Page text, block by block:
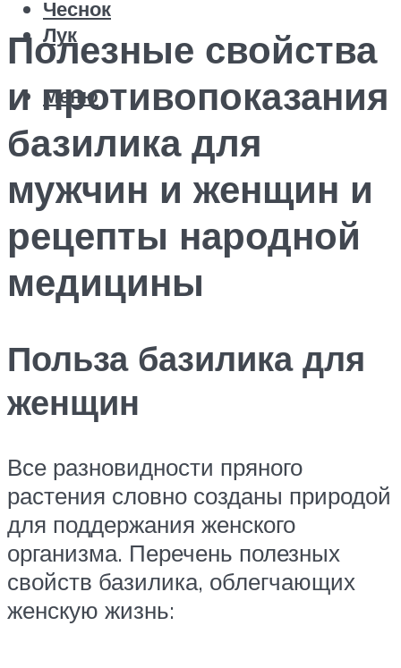
Чеснок
Лук
Меню
Полезные свойства
и противопоказания
базилика для
мужчин и женщин и
рецепты народной
медицины
Польза базилика для
женщин
Все разновидности пряного
растения словно созданы природой
для поддержания женского
организма. Перечень полезных
свойств базилика, облегчающих
женскую жизнь: